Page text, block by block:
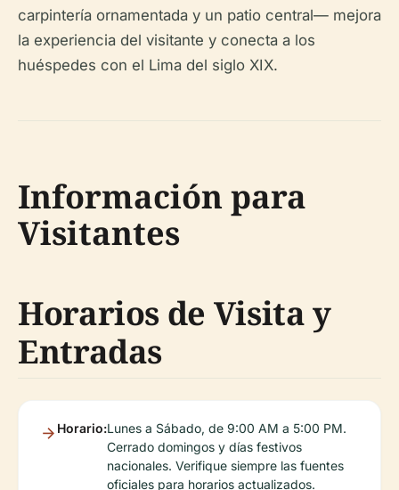
carpintería ornamentada y un patio central— mejora
la experiencia del visitante y conecta a los
huéspedes con el Lima del siglo XIX.
Información para
Visitantes
Horarios de Visita y
Entradas
Horario:Lunes a Sábado, de 9:00 AM a 5:00 PM.
Cerrado domingos y días festivos
nacionales. Verifique siempre las fuentes
oficiales para horarios actualizados.